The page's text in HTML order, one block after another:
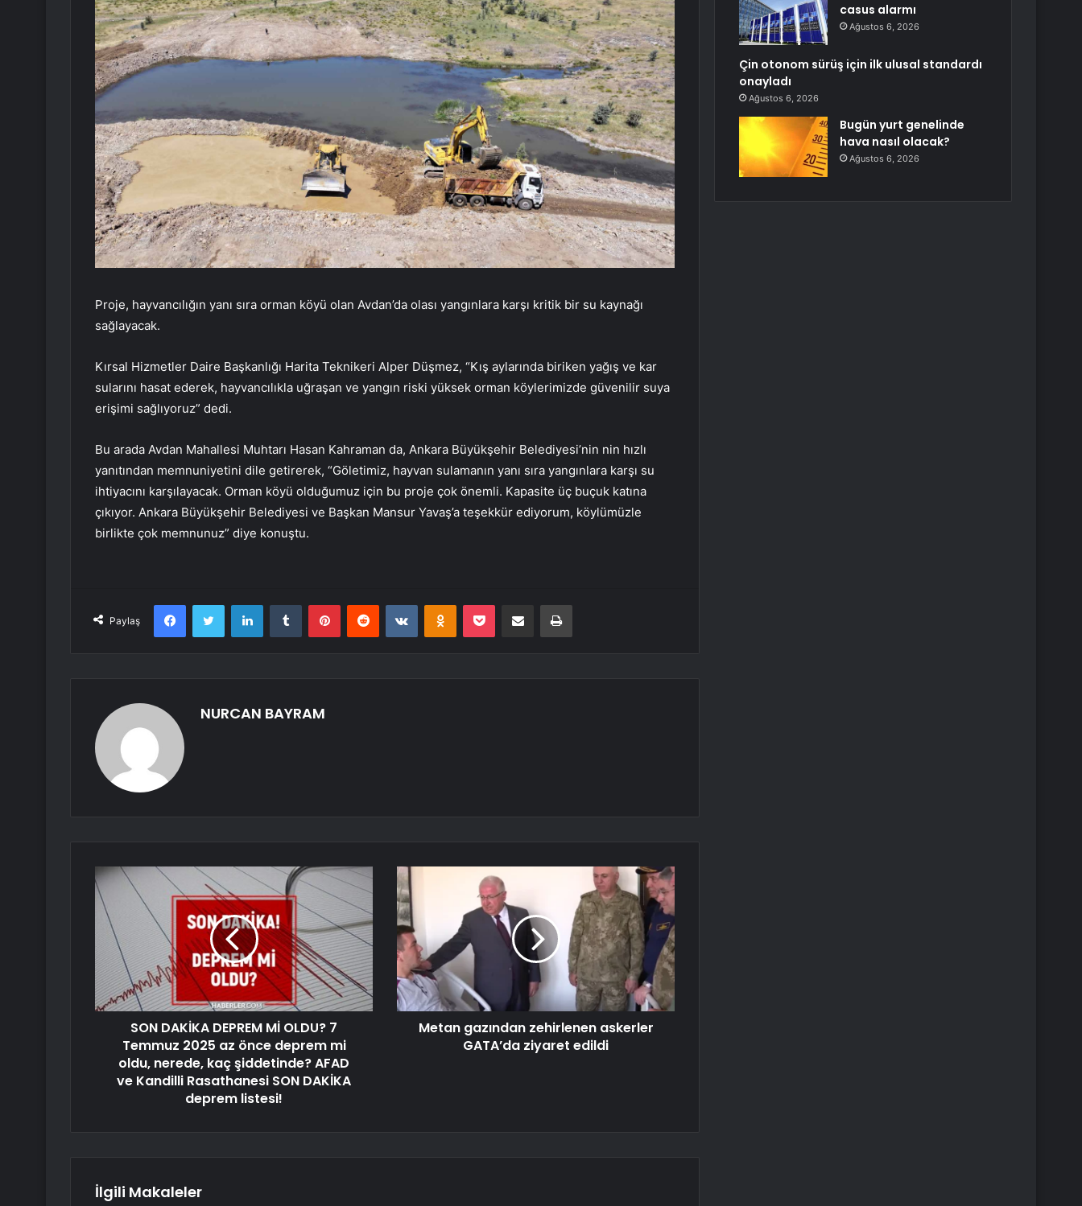
Proje, hayvancılığın yanı sıra orman köyü olan Avdan’da olası yangınlara karşı kritik bir su kaynağı
sağlayacak.
Kırsal Hizmetler Daire Başkanlığı Harita Teknikeri Alper Düşmez, “Kış aylarında biriken yağış ve kar
sularını hasat ederek, hayvancılıkla uğraşan ve yangın riski yüksek orman köylerimizde güvenilir suya
erişimi sağlıyoruz” dedi.
Bu arada Avdan Mahallesi Muhtarı Hasan Kahraman da, Ankara Büyükşehir Belediyesi’nin nin hızlı
yanıtından memnuniyetini dile getirerek, “Göletimiz, hayvan sulamanın yanı sıra yangınlara karşı su
ihtiyacını karşılayacak. Orman köyü olduğumuz için bu proje çok önemli. Kapasite üç buçuk katına
çıkıyor. Ankara Büyükşehir Belediyesi ve Başkan Mansur Yavaş’a teşekkür ediyorum, köylümüzle
birlikte çok memnunuz” diye konuştu.
Paylaş
FacebookTwitter LinkedInTumblr PinterestReddit VKontakteOdnoklassniki
Pocket E-Posta ile paylaş Yazdır
NURCAN BAYRAM
SON DAKİKA DEPREM Mİ OLDU? 7
Temmuz 2025 az önce deprem mi
oldu, nerede, kaç şiddetinde? AFAD
ve Kandilli Rasathanesi SON DAKİKA
deprem listesi!
Metan gazından zehirlenen askerler
GATA’da ziyaret edildi
İlgili Makaleler
casus alarmı
Ağustos 6, 2026
Çin otonom sürüş için ilk ulusal standardı
onayladı
Ağustos 6, 2026
Bugün yurt genelinde
hava nasıl olacak?
Ağustos 6, 2026